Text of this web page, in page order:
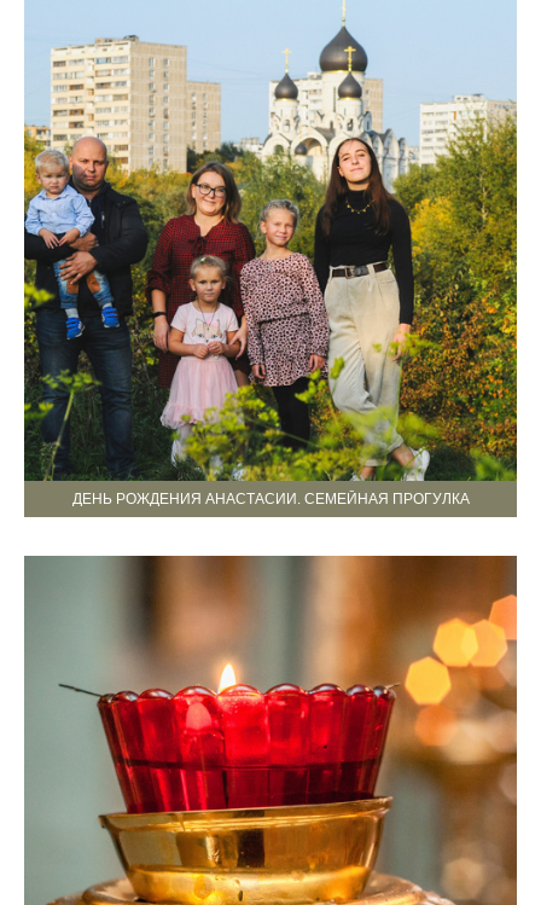
ДЕНЬ РОЖДЕНИЯ АНАСТАСИИ. СЕМЕЙНАЯ ПРОГУЛКА